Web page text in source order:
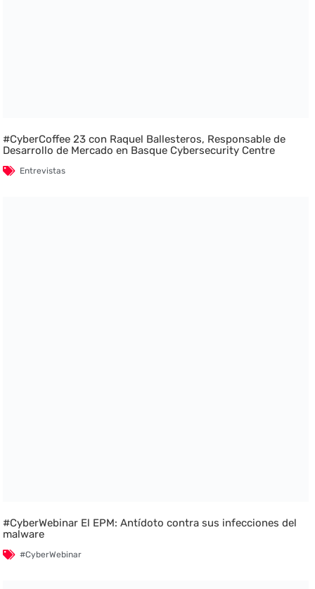
#CyberCoffee 23 con Raquel Ballesteros, Responsable de
Desarrollo de Mercado en Basque Cybersecurity Centre
Entrevistas
#CyberWebinar El EPM: Antídoto contra sus infecciones del
malware
#CyberWebinar